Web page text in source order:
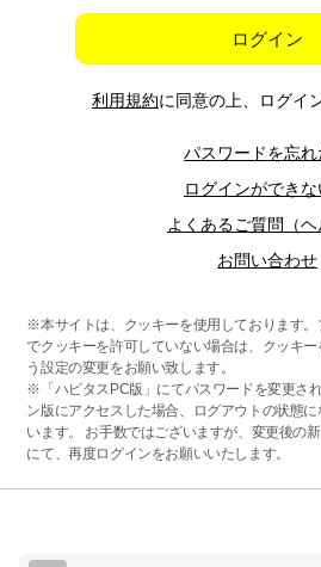
ログイン
利用規約に同意の上、ログイ
パスワードを忘れ
ログインができ
よくあるご質問（ヘ
お問い合わせ
※本サイトは、クッキーを使用しております。
でクッキーを許可していない場合は、クッキー
う設定の変更をお願い致します。
※「ハピタスPC版」にてパスワードを変更さ
ン版にアクセスした場合、ログアウトの状態
います。 お手数ではございますが、変更後の
にて、再度ログインをお願いいたします。